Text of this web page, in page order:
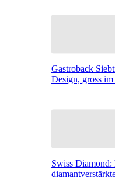
Gastroback
Design, gross im
Swiss